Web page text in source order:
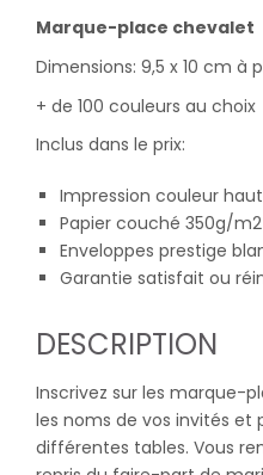
Marque-place chevalet
Dimensions: 9,5 x 10 cm à
+ de 100 couleurs au choix
Inclus dans le prix:
Impression couleur
Papier couché 350g/m2
Enveloppes prestige
Garantie satisfait ou
DESCRIPTION
Inscrivez sur les marque-
les noms de vos invités et
différentes tables. Vous